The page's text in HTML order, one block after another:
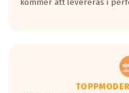
kommer att levereras i